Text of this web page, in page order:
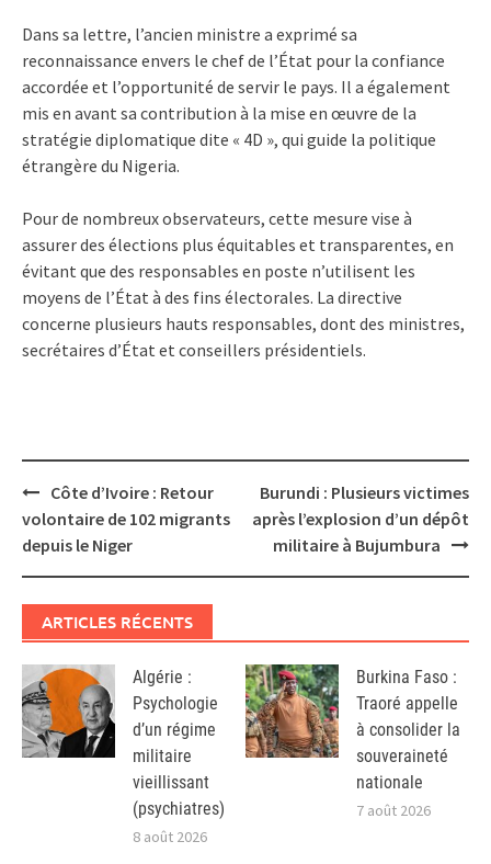
Dans sa lettre, l’ancien ministre a exprimé sa
reconnaissance envers le chef de l’État pour la confiance
accordée et l’opportunité de servir le pays. Il a également
mis en avant sa contribution à la mise en œuvre de la
stratégie diplomatique dite « 4D », qui guide la politique
étrangère du Nigeria.
Pour de nombreux observateurs, cette mesure vise à
assurer des élections plus équitables et transparentes, en
évitant que des responsables en poste n’utilisent les
moyens de l’État à des fins électorales. La directive
concerne plusieurs hauts responsables, dont des ministres,
secrétaires d’État et conseillers présidentiels.
Post
navigation
Côte d’Ivoire : Retour
volontaire de 102 migrants
depuis le Niger
Burundi : Plusieurs victimes
après l’explosion d’un dépôt
militaire à Bujumbura
ARTICLES RÉCENTS
Algérie :
Psychologie
d’un régime
militaire
vieillissant
(psychiatres)
8 août 2026
Burkina Faso :
Traoré appelle
à consolider la
souveraineté
nationale
7 août 2026